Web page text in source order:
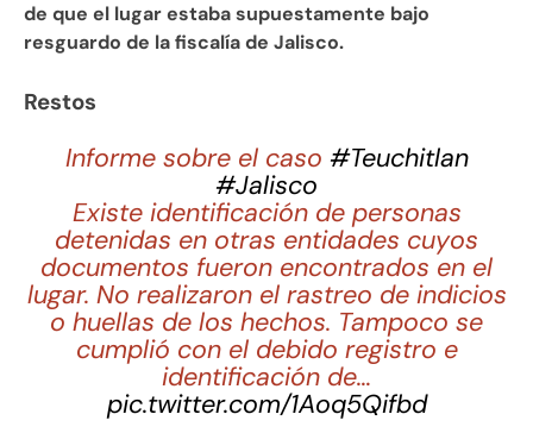
de que el lugar estaba supuestamente bajo
resguardo de la fiscalía de Jalisco.
Restos
Informe sobre el caso #Teuchitlan
#Jalisco
Existe identificación de personas
detenidas en otras entidades cuyos
documentos fueron encontrados en el
lugar. No realizaron el rastreo de indicios
o huellas de los hechos. Tampoco se
cumplió con el debido registro e
identificación de…
pic.twitter.com/1Aoq5Qifbd